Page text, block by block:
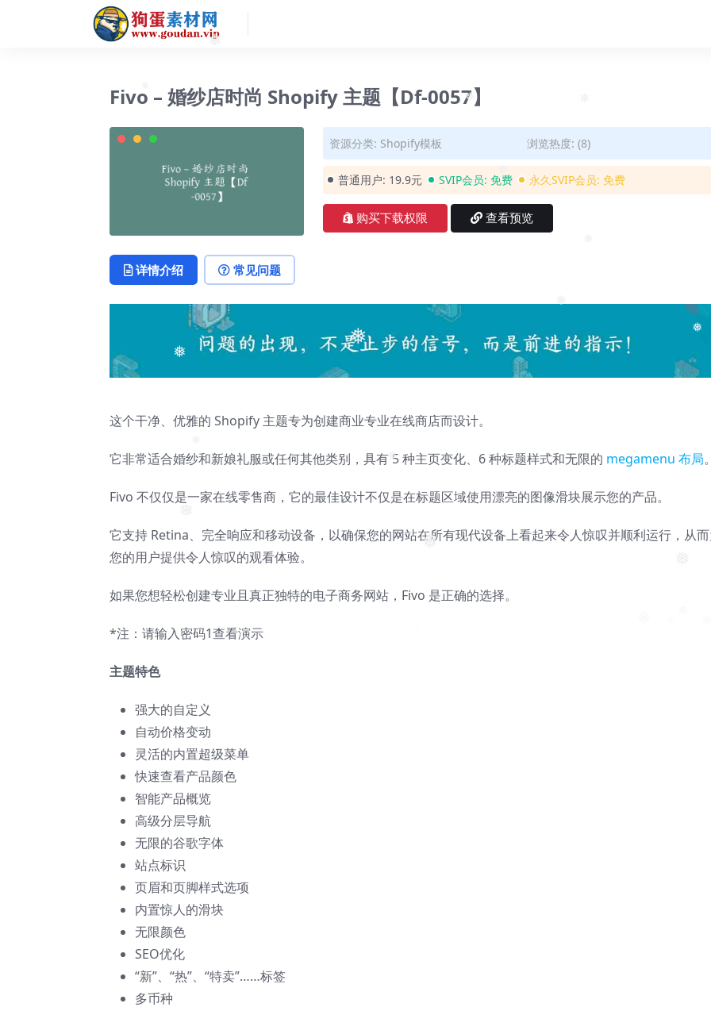
❅
❅
❅
❅
❅
❅
❅
❅
Fivo – 婚纱店时尚 Shopify 主题【Df-0057】
资源分类: Shopify模板 浏览热度: (8)
普通用户: 19.9元 SVIP会员: 免费 永久SVIP会员: 免费
购买下载权限 查看预览
详情介绍 常见问题
这个干净、优雅的 Shopify 主题专为创建商业专业在线商店而设计。
它非常适合婚纱和新娘礼服或任何其他类别，具有 5 种主页变化、6 种标题样式和无限的 megamenu 布局
Fivo 不仅仅是一家在线零售商，它的最佳设计不仅是在标题区域使用漂亮的图像滑块展示您的产品。
它支持 Retina、完全响应和移动设备，以确保您的网站在所有现代设备上看起来令人惊叹并顺利运行，从
您的用户提供令人惊叹的观看体验。
如果您想轻松创建专业且真正独特的电子商务网站，Fivo 是正确的选择。
*注：请输入密码1查看演示
主题特色
强大的自定义
自动价格变动
灵活的内置超级菜单
快速查看产品颜色
智能产品概览
高级分层导航
无限的谷歌字体
站点标识
页眉和页脚样式选项
内置惊人的滑块
无限颜色
SEO优化
“新”、“热”、“特卖”……标签
多币种